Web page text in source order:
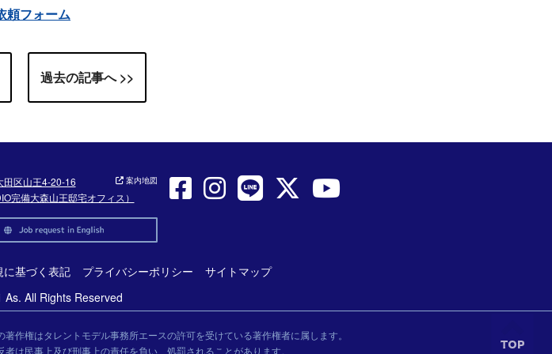
頼フォーム
過去の記事へ >>
田区山王4-20-16
完備大森山王邸宅オフィス）
案内地図
に基づく表記 プライバシーポリシー
サイトマップ
All Rights Reserved
作権はタレントモデル事務所エースの許可を受けている著作権者に属します。
は民事上及び刑事上の責任を負い、処罰されることがあります。